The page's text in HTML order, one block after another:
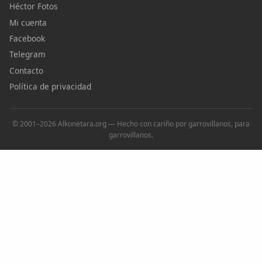
Héctor Fotos
Mi cuenta
Facebook
Telegram
Contacto
Política de privacidad
© 2001–2026 Alkonetara.org — Hecho con cariño por garrovillanos, para
garrovillanos.